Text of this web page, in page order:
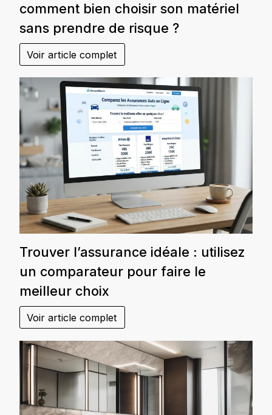
comment bien choisir son matériel
sans prendre de risque ?
Voir article complet
Trouver l’assurance idéale : utilisez
un comparateur pour faire le
meilleur choix
Voir article complet